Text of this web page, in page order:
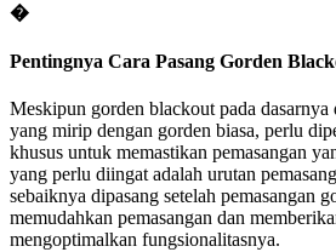
�
Pentingnya Cara Pasang Gorden
Meskipun gorden blackout pada dasarnya
yang mirip dengan gorden biasa, perlu
khusus untuk memastikan pemasangan
yang perlu diingat adalah urutan
sebaiknya dipasang setelah pemasangan
memudahkan pemasangan dan
mengoptimalkan fungsionalitasnya.